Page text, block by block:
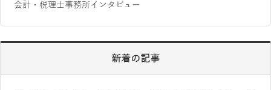
会計・税理士事務所インタビュー
新着の記事